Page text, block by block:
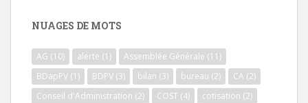
NUAGES DE MOTS
AG (10) alerte (1) Assemblée Générale (11)
BDapPV (1) BDPV (3) bilan (3) bureau (2) CA (2)
Conseil d'Administration (2) COST (4) cotisation (2)